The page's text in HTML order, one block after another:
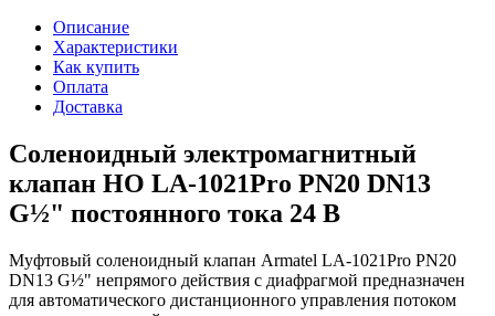
Описание
Характеристики
Как купить
Оплата
Доставка
Соленоидный электромагнитный
клапан НО LA-1021Pro PN20 DN13
G½" постоянного тока 24 В
Муфтовый соленоидный клапан Armatel LA-1021Pro PN20
DN13 G½" непрямого действия с диафрагмой предназначен
для автоматического дистанционного управления потоком